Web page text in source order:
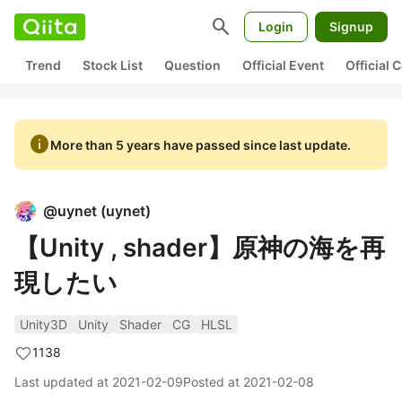
search Login Signup
Trend Stock List Question Official Event Official
infoMore than 5 years have passed since last update.
@uynet (uynet)
【Unity , shader】原神の海を再
現したい
Unity3D Unity Shader CG
HLSL
1138
Last updated at 2021-02-09Posted at 2021-02-08